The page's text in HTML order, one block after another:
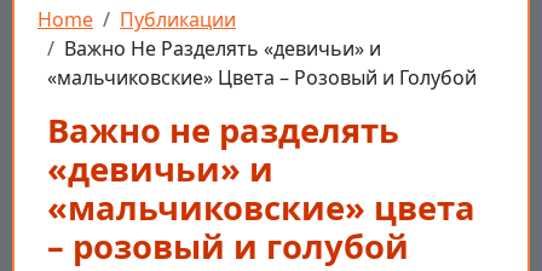
Строка навигации
Home
Публикации
Важно Не Разделять «девичьи» и
«мальчиковские» Цвета – Розовый и Голубой
Важно не разделять
«девичьи» и
«мальчиковские» цвета
– розовый и голубой